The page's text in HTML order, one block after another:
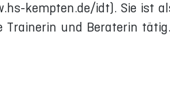
kempten.de/idt). Sie ist
Trainerin und Beraterin tätig.